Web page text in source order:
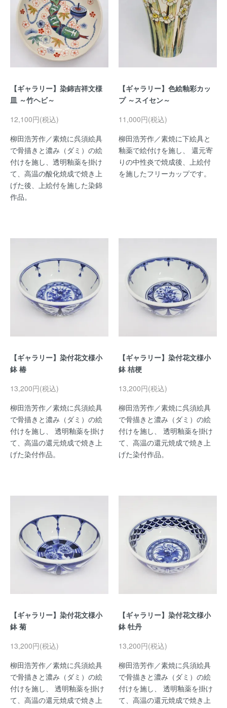
【ギャラリー】染錦吉祥文様
皿 ～竹ヘビ～
12,100円(税込)
柳田浩芳作／素焼に呉須絵具
で骨描きと濃み（ダミ）の絵
付けを施し、透明釉薬を掛け
て、高温の酸化焼成で焼き上
げた後、上絵付を施した染錦
作品。
【ギャラリー】色絵釉彩カッ
プ ～スイセン～
11,000円(税込)
柳田浩芳作／素焼に下絵具と
釉薬で絵付けを施し、 還元寄
りの中性炎で焼成後、上絵付
を施したフリーカップです。
【ギャラリー】染付花文様小
鉢 椿
13,200円(税込)
柳田浩芳作／素焼に呉須絵具
で骨描きと濃み（ダミ）の絵
付けを施し、 透明釉薬を掛け
て、高温の還元焼成で焼き上
げた染付作品。
【ギャラリー】染付花文様小
鉢 桔梗
13,200円(税込)
柳田浩芳作／素焼に呉須絵具
で骨描きと濃み（ダミ）の絵
付けを施し、 透明釉薬を掛け
て、高温の還元焼成で焼き上
げた染付作品。
【ギャラリー】染付花文様小
鉢 菊
13,200円(税込)
柳田浩芳作／素焼に呉須絵具
で骨描きと濃み（ダミ）の絵
付けを施し、 透明釉薬を掛け
て、高温の還元焼成で焼き上
【ギャラリー】染付花文様小
鉢 牡丹
13,200円(税込)
柳田浩芳作／素焼に呉須絵具
で骨描きと濃み（ダミ）の絵
付けを施し、 透明釉薬を掛け
て、高温の還元焼成で焼き上